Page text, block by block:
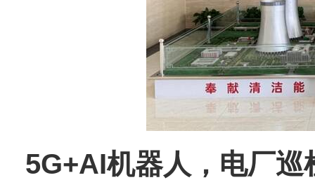
5G+AI机器人，电厂巡